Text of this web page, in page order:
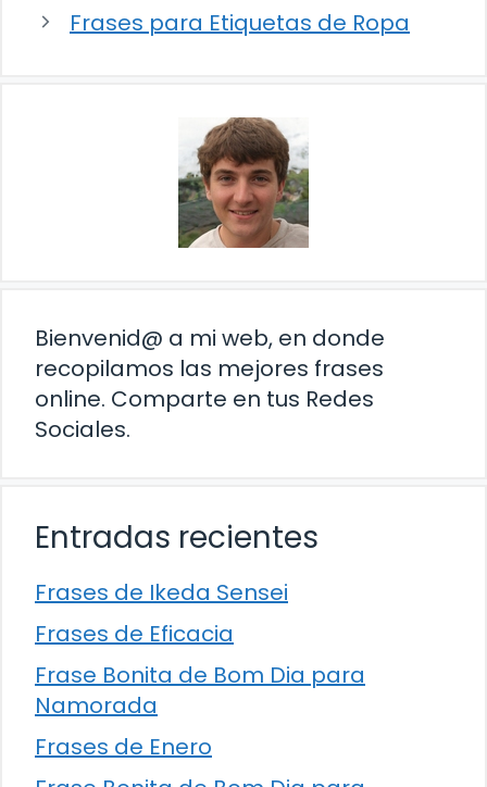
Frases para Etiquetas de Ropa
Bienvenid@ a mi web, en donde
recopilamos las mejores frases
online. Comparte en tus Redes
Sociales.
Entradas recientes
Frases de Ikeda Sensei
Frases de Eficacia
Frase Bonita de Bom Dia para
Namorada
Frases de Enero